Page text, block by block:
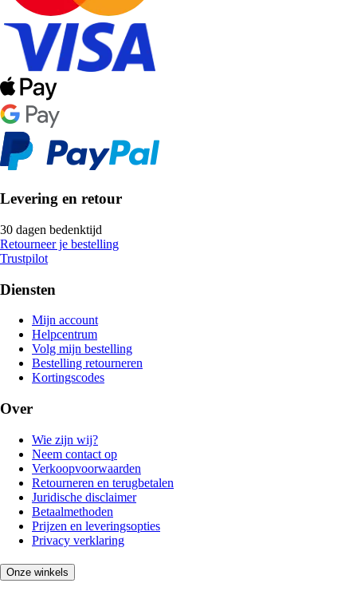
Levering en retour
30 dagen bedenktijd
Retourneer je bestelling
Trustpilot
Diensten
Mijn account
Helpcentrum
Volg mijn bestelling
Bestelling retourneren
Kortingscodes
Over
Wie zijn wij?
Neem contact op
Verkoopvoorwaarden
Retourneren en terugbetalen
Juridische disclaimer
Betaalmethoden
Prijzen en leveringsopties
Privacy verklaring
Onze winkels